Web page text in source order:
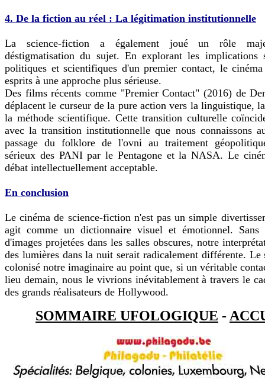
4. De la fiction au réel : La légitimation institutionnelle
La science-fiction a également joué un rôle
déstigmatisation du sujet. En explorant les implications
politiques et scientifiques d'un premier contact, le
esprits à une approche plus sérieuse.
Des films récents comme "Premier Contact" (2016) de
déplacent le curseur de la pure action vers la linguistique,
la méthode scientifique. Cette transition culturelle
avec la transition institutionnelle que nous connaissons
passage du folklore de l'ovni au traitement
sérieux des PANI par le Pentagone et la NASA. Le
débat intellectuellement acceptable.
En conclusion
Le cinéma de science-fiction n'est pas un simple
agit comme un dictionnaire visuel et émotionnel. Sans
d'images projetées dans les salles obscures, notre
des lumières dans la nuit serait radicalement différente. Le
colonisé notre imaginaire au point que, si un véritable
lieu demain, nous le vivrions inévitablement à travers le
des grands réalisateurs de Hollywood.
SOMMAIRE UFOLOGIQUE -